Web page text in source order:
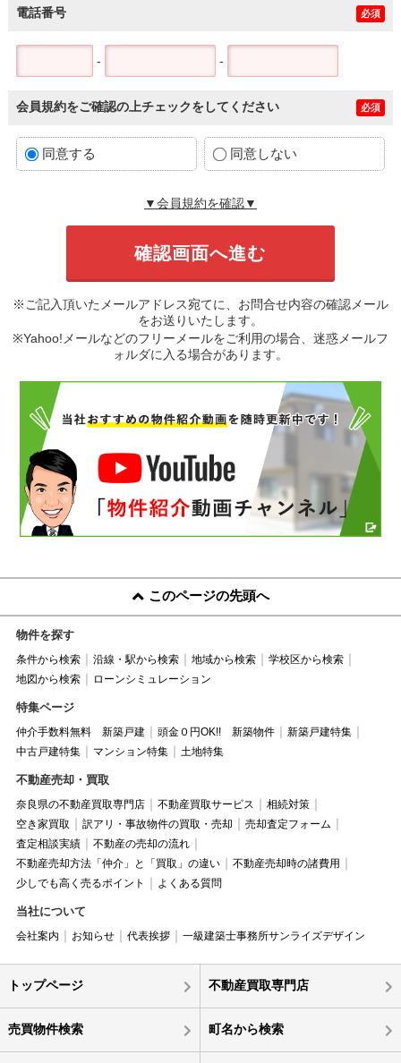
電話番号 必須
- -
会員規約をご確認の上チェックをしてください 必須
同意する 同意しない
▼会員規約を確認▼
※ご記入頂いたメールアドレス宛てに、お問合せ内容の確認メール
をお送りいたします。
※Yahoo!メールなどのフリーメールをご利用の場合、迷惑メールフ
ォルダに入る場合があります。
このページの先頭へ
物件を探す
条件から検索 沿線・駅から検索 地域から検索
学校区から検索
地図から検索
ローンシミュレーション
特集ページ
仲介手数料無料 新築戸建 頭金０円OK!! 新築物件
新築戸建特集
中古戸建特集
マンション特集 土地特集
不動産売却・買取
奈良県の不動産買取専門店 不動産買取サービス
相続対策
空き家買取
訳アリ・事故物件の買取・売却
売却査定フォーム
査定相談実績
不動産の売却の流れ
不動産売却方法「仲介」と「買取」の違い
不動産売却時の諸費用
少しでも高く売るポイント
よくある質問
当社について
会社案内 お知らせ 代表挨拶 一級建築士事務所サンライズデザイン
トップページ 不動産買取専門店
売買物件検索 町名から検索